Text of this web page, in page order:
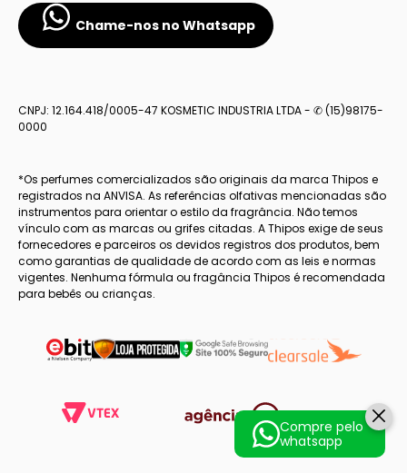
Compre pelo
whatsapp
Chame-nos no Whatsapp
CNPJ: 12.164.418/0005-47 KOSMETIC INDUSTRIA LTDA - ✆ (15)98175-
0000
*Os perfumes comercializados são originais da marca Thipos e
registrados na ANVISA. As referências olfativas mencionadas são
instrumentos para orientar o estilo da fragrância. Não temos
vínculo com as marcas ou grifes citadas. A Thipos exige de seus
fornecedores e parceiros os devidos registros dos produtos, bem
como garantias de qualidade de acordo com as leis e normas
vigentes. Nenhuma fórmula ou fragância Thipos é recomendada
para bebês ou crianças.